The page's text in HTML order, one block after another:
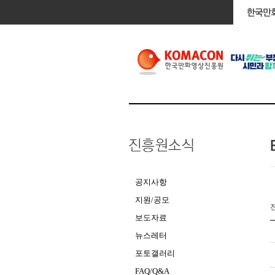
공지사항
지원/공모
보도자료
뉴스레터
포토갤러리
FAQ/Q&A